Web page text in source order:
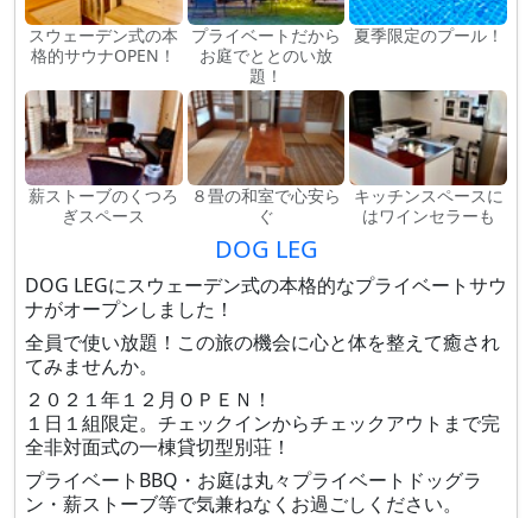
スウェーデン式の本
格的サウナOPEN！
プライベートだから
お庭でととのい放
題！
夏季限定のプール！
薪ストーブのくつろ
ぎスペース
８畳の和室で心安ら
ぐ
キッチンスペースに
はワインセラーも
DOG LEG
DOG LEGにスウェーデン式の本格的なプライベートサウ
ナがオープンしました！
全員で使い放題！この旅の機会に心と体を整えて癒され
てみませんか。
２０２１年１２月ＯＰＥＮ！
１日１組限定。チェックインからチェックアウトまで完
全非対面式の一棟貸切型別荘！
プライベートBBQ・お庭は丸々プライベートドッグラ
ン・薪ストーブ等で気兼ねなくお過ごしください。